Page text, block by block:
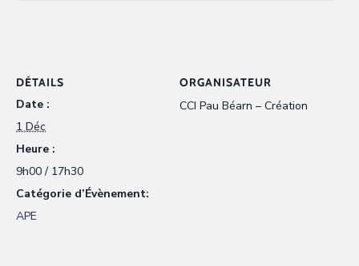
DÉTAILS
Date :
1 Déc
Heure :
9h00 / 17h30
Catégorie d’Évènement:
APE
ORGANISATEUR
CCI Pau Béarn – Création